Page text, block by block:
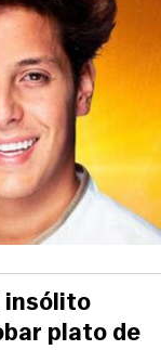
insólito
plato de